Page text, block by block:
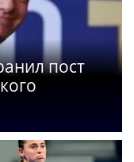
пост